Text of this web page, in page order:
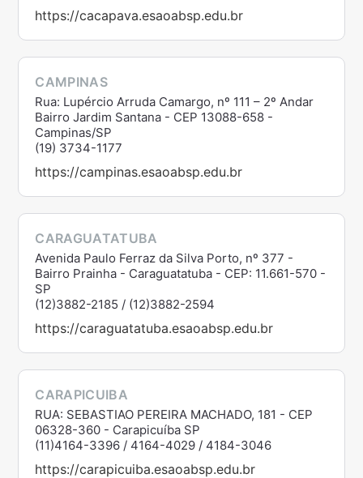
https://cacapava.esaoabsp.edu.br
CAMPINAS
Rua: Lupércio Arruda Camargo, nº 111 – 2º Andar
Bairro Jardim Santana - CEP 13088-658 -
Campinas/SP
(19) 3734-1177
https://campinas.esaoabsp.edu.br
CARAGUATATUBA
Avenida Paulo Ferraz da Silva Porto, nº 377 -
Bairro Prainha - Caraguatatuba - CEP: 11.661-570 -
SP
(12)3882-2185 / (12)3882-2594
https://caraguatatuba.esaoabsp.edu.br
CARAPICUIBA
RUA: SEBASTIAO PEREIRA MACHADO, 181 - CEP
06328-360 - Carapicuíba SP
(11)4164-3396 / 4164-4029 / 4184-3046
https://carapicuiba.esaoabsp.edu.br